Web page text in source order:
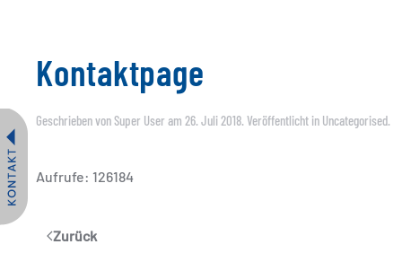
Kontaktpage
Geschrieben von Super User am 26. Juli 2018. Veröffentlicht in Uncategorised.
Aufrufe: 126184
Zurück